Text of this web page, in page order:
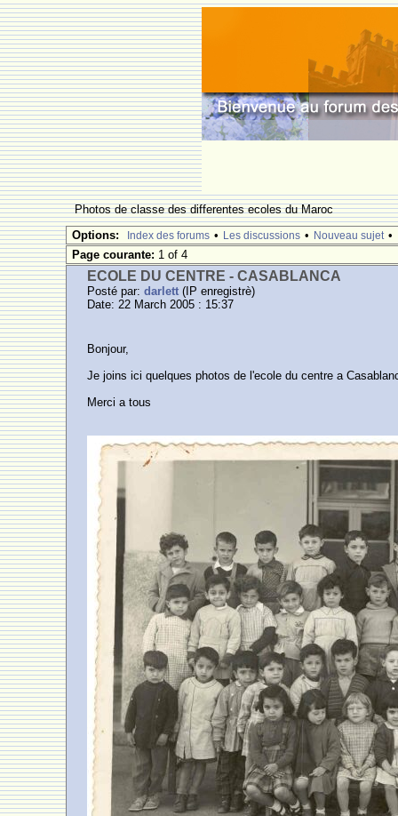
Photos de classe des differentes ecoles du Maroc
Options:
Index des forums • Les discussions • Nouveau sujet •
Page courante: 1 of 4
ECOLE DU CENTRE - CASABLANCA
Posté par:darlett (IP enregistrè)
Date: 22 March 2005 : 15:37
Bonjour,
Je joins ici quelques photos de l'ecole du centre a
Merci a tous